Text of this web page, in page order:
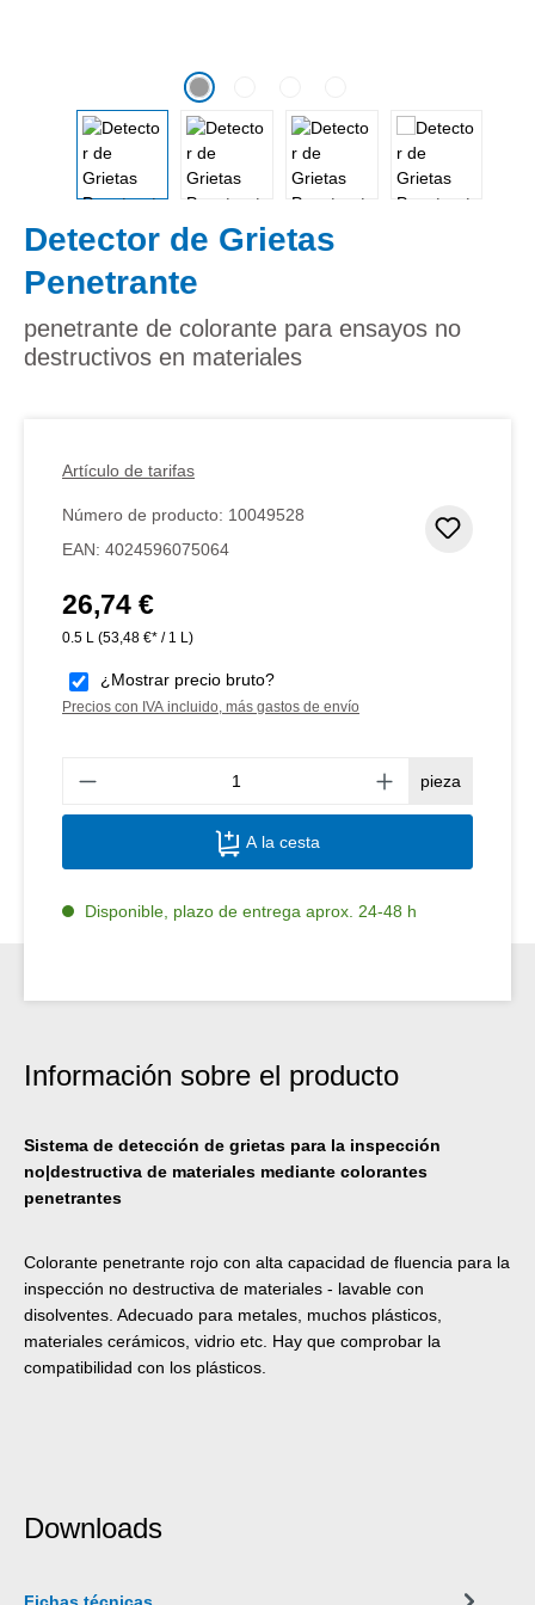
Detector de Grietas
Penetrante
penetrante de colorante para ensayos no
destructivos en materiales
Artículo de tarifas
Número de producto: 10049528
EAN: 4024596075064
Precio normal:
26,74 €
0.5 L (53,48 €* / 1 L)
¿Mostrar precio bruto?
Precios con IVA incluido, más gastos de envío
pieza
A la cesta
Disponible, plazo de entrega aprox. 24-48 h
Información sobre el producto
Sistema de detección de grietas para la inspección
no|destructiva de materiales mediante colorantes
penetrantes
Colorante penetrante rojo con alta capacidad de fluencia para la
inspección no destructiva de materiales - lavable con
disolventes. Adecuado para metales, muchos plásticos,
materiales cerámicos, vidrio etc. Hay que comprobar la
compatibilidad con los plásticos.
Downloads